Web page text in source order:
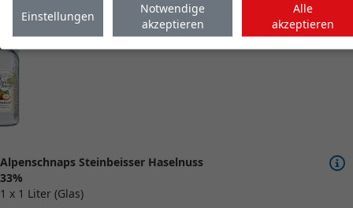
Alpenschnaps Steinbeisser Haselnuss
33%
1 x 1 Liter (Glas)
Einstellungen
Notwendige
akzeptieren
Alle
akzeptieren